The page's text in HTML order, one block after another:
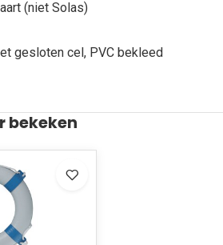
(niet Solas)
gesloten cel, PVC bekleed
bekeken